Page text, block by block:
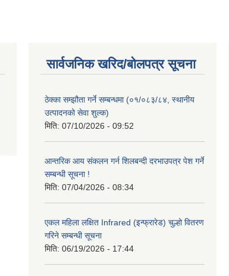
सार्वजनिक खरिद/बोलपत्र सूचना
ठेक्का सम्झौता गर्ने सम्बन्धमा (०१/०८३/८४, स्थानीय
उत्पादनको सेवा शुल्क)
मिति: 07/10/2026 - 09:52
आन्तरिक आय संकलन गर्न शिलबन्दी दरभाउपत्र पेश गर्ने
सम्बन्धी सूचना !
मिति: 07/04/2026 - 08:34
एकल महिला लक्षित Infrared (इन्फ्रारेड) चुल्हो वितरण
गरिने सम्बन्धी सूचना
मिति: 06/19/2026 - 17:44